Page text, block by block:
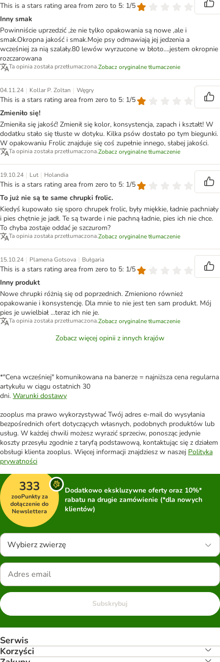
This is a stars rating area from zero to 5: 1/5
Inny smak
Powinniście uprzedzić ,że nie tylko opakowania są nowe ,ale i
smak.Okropna jakość i smak.Moje psy odmawiają jej jedzenia a
wcześniej za nią szalały.80 lewów wyrzucone w błoto....jestem okropnie
rozczarowana
Ta opinia została przetłumaczona.Zobacz oryginalne tłumaczenie
04.11.24 | Kollar P. Zoltan | Węgry
This is a stars rating area from zero to 5: 1/5
Zmieniło się!
Zmieniła się jakość! Zmienił się kolor, konsystencja, zapach i kształt! W
dodatku stało się tłuste w dotyku. Kilka psów dostało po tym biegunki.
W opakowaniu Frolic znajduje się coś zupełnie innego, słabej jakości.
Ta opinia została przetłumaczona.Zobacz oryginalne tłumaczenie
19.10.24 | Lut | Holandia
This is a stars rating area from zero to 5: 1/5
To już nie są te same chrupki frolic.
Kiedyś kupowało się sporo chrupek frolic, były miękkie, ładnie pachniały
i pies chętnie je jadł. Te są twarde i nie pachną ładnie, pies ich nie chce.
To chyba zostaje oddać je szczurom?
Ta opinia została przetłumaczona.Zobacz oryginalne tłumaczenie
15.10.24 | Plamena Gotsova | Bułgaria
This is a stars rating area from zero to 5: 1/5
Inny produkt
Nowe chrupki różnią się od poprzednich. Zmieniono również
opakowanie i konsystencję. Dla mnie to nie jest ten sam produkt. Mój
pies je uwielbiał ...teraz ich nie je.
Ta opinia została przetłumaczona.Zobacz oryginalne tłumaczenie
Zobacz więcej opinii z innych krajów
*"Cena wcześniej" komunikowana na banerze = najniższa cena regularna
artykułu w ciągu ostatnich 30
dni. Warunki dostawy
zooplus ma prawo wykorzystywać Twój adres e-mail do wysyłania
bezpośrednich ofert dotyczących własnych, podobnych produktów lub
usług. W każdej chwili możesz wyrazić sprzeciw, ponosząc jedynie
koszty przesyłu zgodnie z taryfą podstawową, kontaktując się z działem
obsługi klienta zooplus. Więcej informacji znajdziesz w naszej Polityka
prywatności
333
zooPunkty za
dołączenie do
Newslettera
Dodatkowo ekskluzywne oferty oraz 10%*
rabatu na drugie zamówienie (*dla nowych
klientów)
Wybierz zwierzę
Subskrybuj
Serwis
Korzyści